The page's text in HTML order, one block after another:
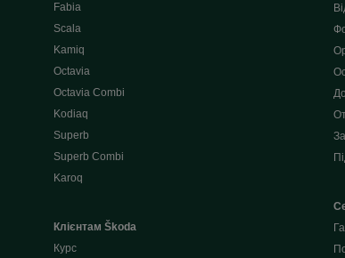
Fabia
Scala
Kamiq
Octavia
Octavia Combi
Kodiaq
Superb
Superb Combi
Karoq
Клієнтам Škoda
Курс